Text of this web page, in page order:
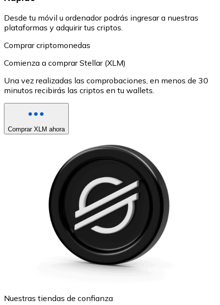
Desde tu móvil u ordenador podrás ingresar a nuestras
plataformas y adquirir tus criptos.
Comprar criptomonedas
Comienza a comprar Stellar (XLM)
Una vez realizadas las comprobaciones, en menos de 30
minutos recibirás las criptos en tu wallets.
Comprar XLM ahora
Nuestras tiendas de confianza